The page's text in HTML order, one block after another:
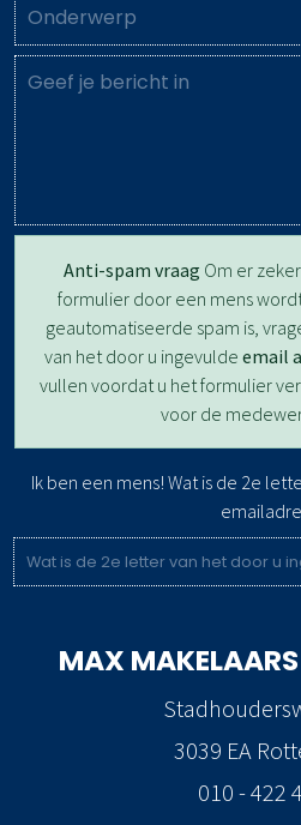
Anti-spam vraag Om er
formulier door een mens
geautomatiseerde spam is,
van het door u ingevulde email
vullen voordat u het formulier
voor de
Ik ben een mens! Wat is de 2e
MAX MAKELAARS
3039 EA
010 - 422